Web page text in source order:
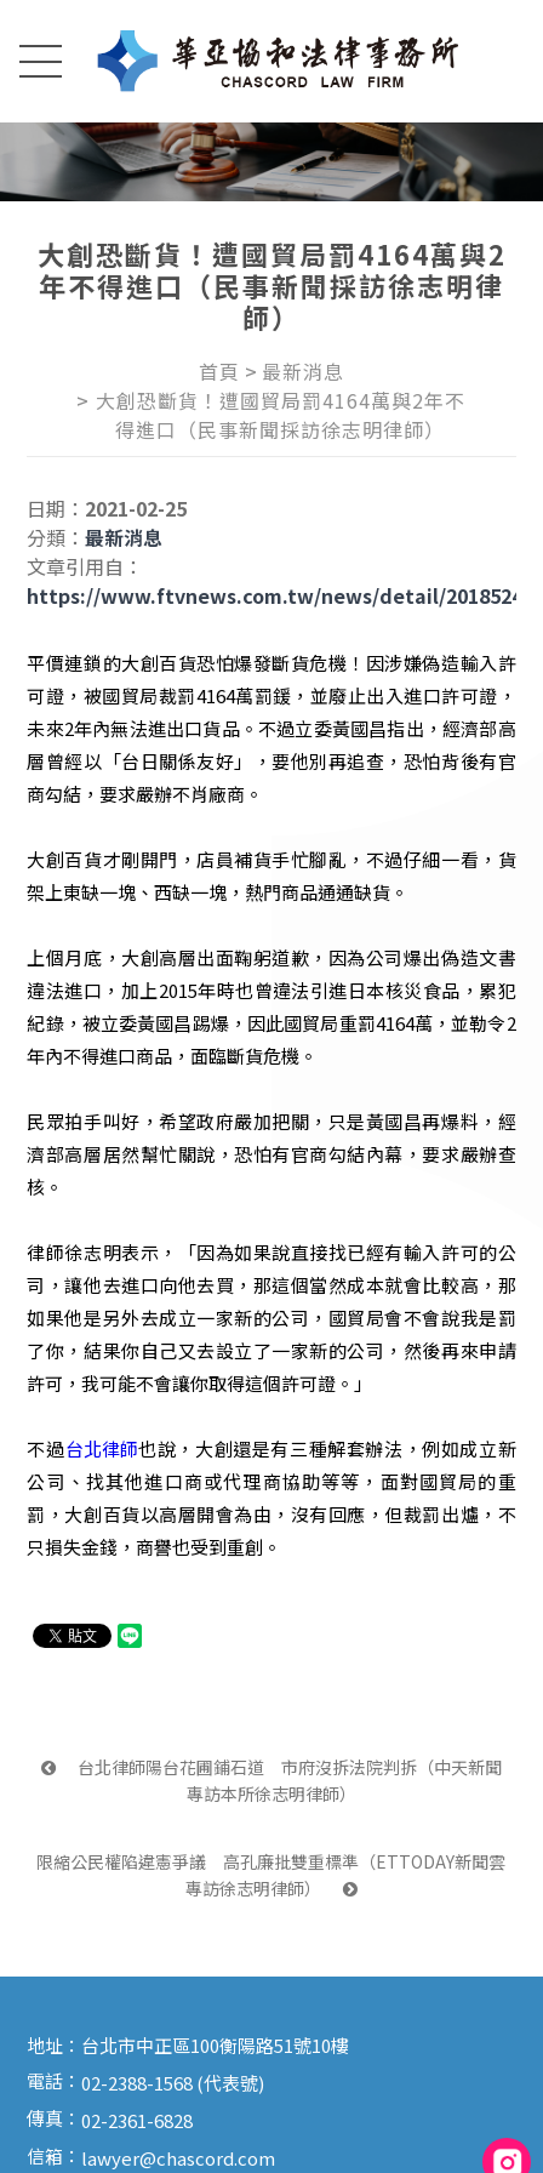
大創恐斷貨！遭國貿局罰4164萬與2
年不得進口（民事新聞採訪徐志明律
師）
首頁
最新消息
大創恐斷貨！遭國貿局罰4164萬與2年不
得進口（民事新聞採訪徐志明律師）
日期： 2021-02-25
分類：最新消息
文章引用自：
https://www.ftvnews.com.tw/news/detail/
平價連鎖的大創百貨恐怕爆發斷貨危機！因涉嫌偽造輸入許
可證，被國貿局裁罰4164萬罰鍰，並廢止出入進口許可證，
未來2年內無法進出口貨品。不過立委黃國昌指出，經濟部高
層曾經以「台日關係友好」，要他別再追查，恐怕背後有官
商勾結，要求嚴辦不肖廠商。
大創百貨才剛開門，店員補貨手忙腳亂，不過仔細一看，貨
架上東缺一塊、西缺一塊，熱門商品通通缺貨。
上個月底，大創高層出面鞠躬道歉，因為公司爆出偽造文書
違法進口，加上2015年時也曾違法引進日本核災食品，累犯
紀錄，被立委黃國昌踢爆，因此國貿局重罰4164萬，並勒令2
年內不得進口商品，面臨斷貨危機。
民眾拍手叫好，希望政府嚴加把關，只是黃國昌再爆料，經
濟部高層居然幫忙關說，恐怕有官商勾結內幕，要求嚴辦查
核。
律師徐志明表示，「因為如果說直接找已經有輸入許可的公
司，讓他去進口向他去買，那這個當然成本就會比較高，那
如果他是另外去成立一家新的公司，國貿局會不會說我是罰
了你，結果你自己又去設立了一家新的公司，然後再來申請
許可，我可能不會讓你取得這個許可證。」
不過台北律師也說，大創還是有三種解套辦法，例如成立新
公司、找其他進口商或代理商協助等等，面對國貿局的重
罰，大創百貨以高層開會為由，沒有回應，但裁罰出爐，不
只損失金錢，商譽也受到重創。
台北律師陽台花圃鋪石道　市府沒拆法院判拆（中天新聞
專訪本所徐志明律師）
限縮公民權陷違憲爭議　高孔廉批雙重標準（ETTODAY新聞雲
專訪徐志明律師）
地址： 台北市中正區100衡陽路51號10樓
電話：02-2388-1568 (代表號)
傳真：02-2361-6828
信箱： lawyer@chascord.com